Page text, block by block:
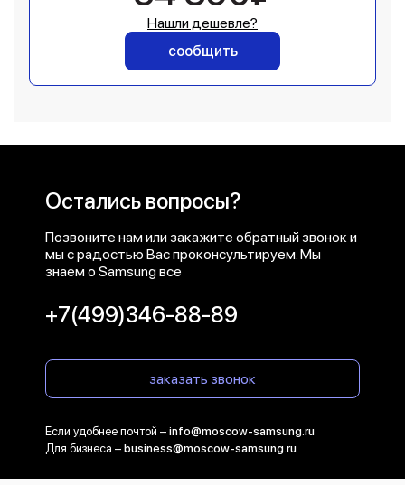
Нашли дешевле?
сообщить
Остались вопросы?
Позвоните нам или закажите обратный звонок и
мы с радостью Вас проконсультируем. Мы
знаем о Samsung все
+7(499)346-88-89
заказать звонок
Если удобнее почтой – info@moscow-samsung.ru
Для бизнеса – business@moscow-samsung.ru